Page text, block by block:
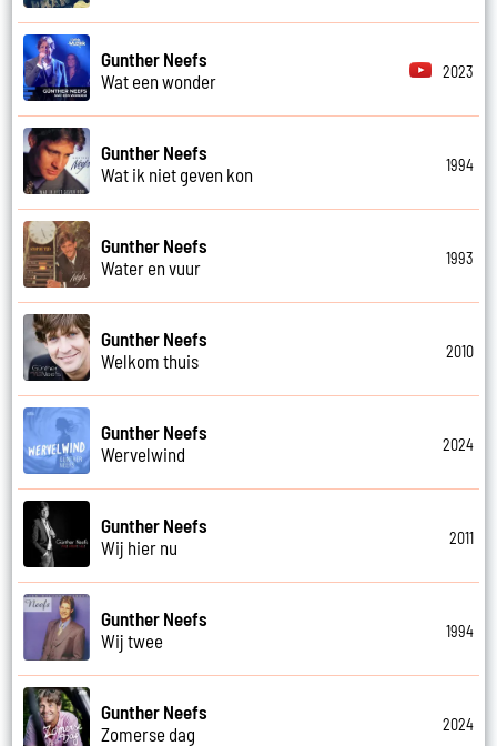
Gunther Neefs
Wat een wonder
2023
Gunther Neefs
Wat ik niet geven kon
1994
Gunther Neefs
Water en vuur
1993
Gunther Neefs
Welkom thuis
2010
Gunther Neefs
Wervelwind
2024
Gunther Neefs
Wij hier nu
2011
Gunther Neefs
Wij twee
1994
Gunther Neefs
Zomerse dag
2024